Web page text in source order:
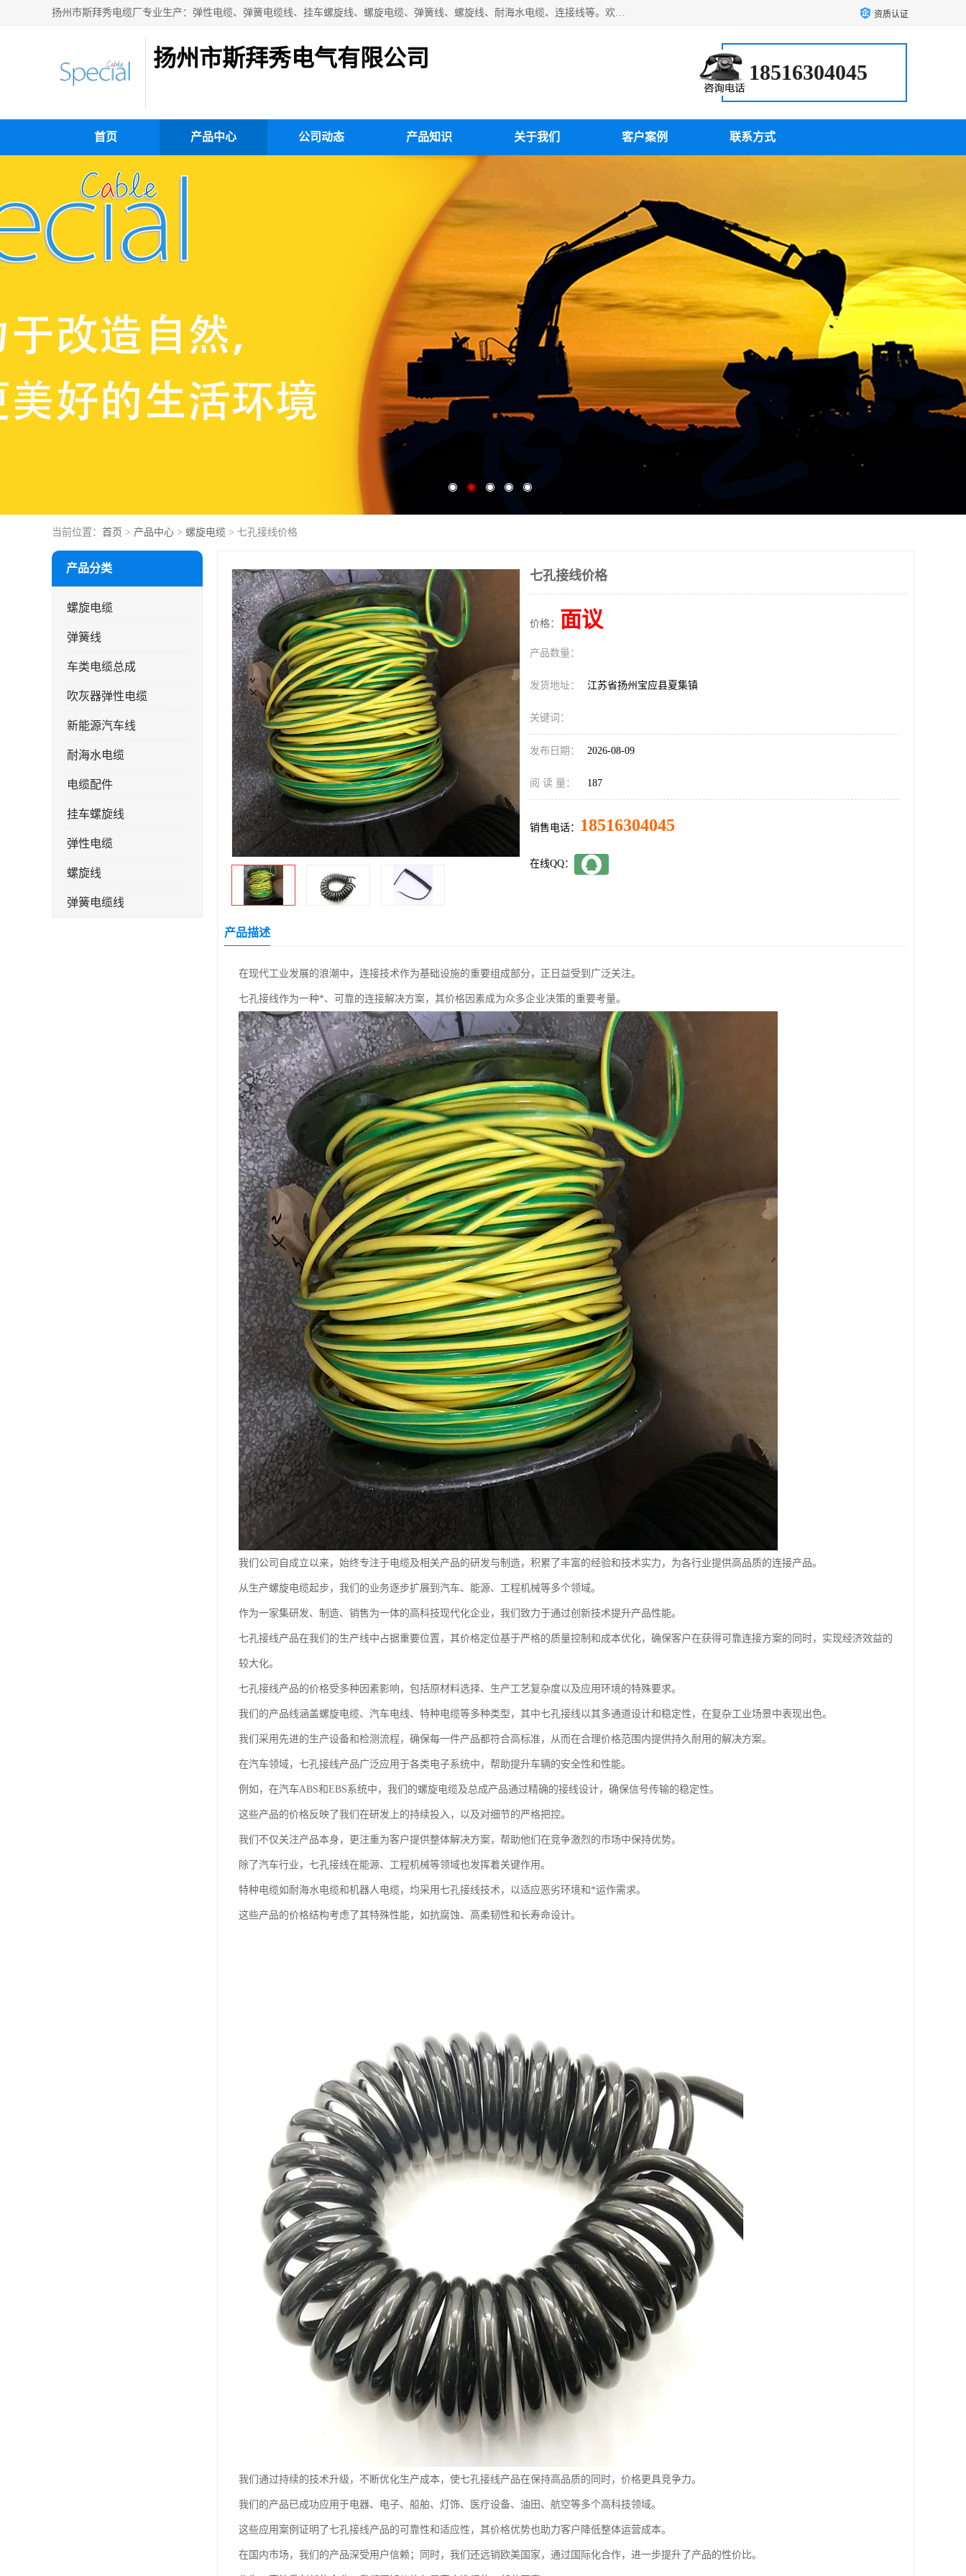
扬州市斯拜秀电缆厂专业生产：弹性电缆、弹簧电缆线、挂车螺旋线、螺旋电缆、弹簧线、螺旋线、耐海水电缆、连接线等。欢迎来电咨询！ 资质认证
扬州市斯拜秀电气有限公司
18516304045
首页 产品中心 公司动态 产品知识 关于我们 客户案例 联系方式
当前位置： 首页 > 产品中心 > 螺旋电缆 > 七孔接线价格
产品分类
螺旋电缆
弹簧线
车类电缆总成
吹灰器弹性电缆
新能源汽车线
耐海水电缆
电缆配件
挂车螺旋线
弹性电缆
螺旋线
弹簧电缆线
七孔接线价格
价格： 面议
产品数量：
发货地址： 江苏省扬州宝应县夏集镇
关键词：
发布日期： 2026-08-09
阅 读 量： 187
销售电话： 18516304045
在线QQ：
产品描述
在现代工业发展的浪潮中，连接技术作为基础设施的重要组成部分，正日益受到广泛关注。
七孔接线作为一种*、可靠的连接解决方案，其价格因素成为众多企业决策的重要考量。
我们公司自成立以来，始终专注于电缆及相关产品的研发与制造，积累了丰富的经验和技术实力，为各行业提供高品质的连接产品。
从生产螺旋电缆起步，我们的业务逐步扩展到汽车、能源、工程机械等多个领域。
作为一家集研发、制造、销售为一体的高科技现代化企业，我们致力于通过创新技术提升产品性能。
七孔接线产品在我们的生产线中占据重要位置，其价格定位基于严格的质量控制和成本优化，确保客户在获得可靠连接方案的同时，实现经济效益的
较大化。
七孔接线产品的价格受多种因素影响，包括原材料选择、生产工艺复杂度以及应用环境的特殊要求。
我们的产品线涵盖螺旋电缆、汽车电线、特种电缆等多种类型，其中七孔接线以其多通道设计和稳定性，在复杂工业场景中表现出色。
我们采用先进的生产设备和检测流程，确保每一件产品都符合高标准，从而在合理价格范围内提供持久耐用的解决方案。
在汽车领域，七孔接线产品广泛应用于各类电子系统中，帮助提升车辆的安全性和性能。
例如，在汽车ABS和EBS系统中，我们的螺旋电缆及总成产品通过精确的接线设计，确保信号传输的稳定性。
这些产品的价格反映了我们在研发上的持续投入，以及对细节的严格把控。
我们不仅关注产品本身，更注重为客户提供整体解决方案，帮助他们在竞争激烈的市场中保持优势。
除了汽车行业，七孔接线在能源、工程机械等领域也发挥着关键作用。
特种电缆如耐海水电缆和机器人电缆，均采用七孔接线技术，以适应恶劣环境和*运作需求。
这些产品的价格结构考虑了其特殊性能，如抗腐蚀、高柔韧性和长寿命设计。
我们通过持续的技术升级，不断优化生产成本，使七孔接线产品在保持高品质的同时，价格更具竞争力。
我们的产品已成功应用于电器、电子、船舶、灯饰、医疗设备、油田、航空等多个高科技领域。
这些应用案例证明了七孔接线产品的可靠性和适应性，其价格优势也助力客户降低整体运营成本。
在国内市场，我们的产品深受用户信赖；同时，我们还远销欧美国家，通过国际化合作，进一步提升了产品的性价比。